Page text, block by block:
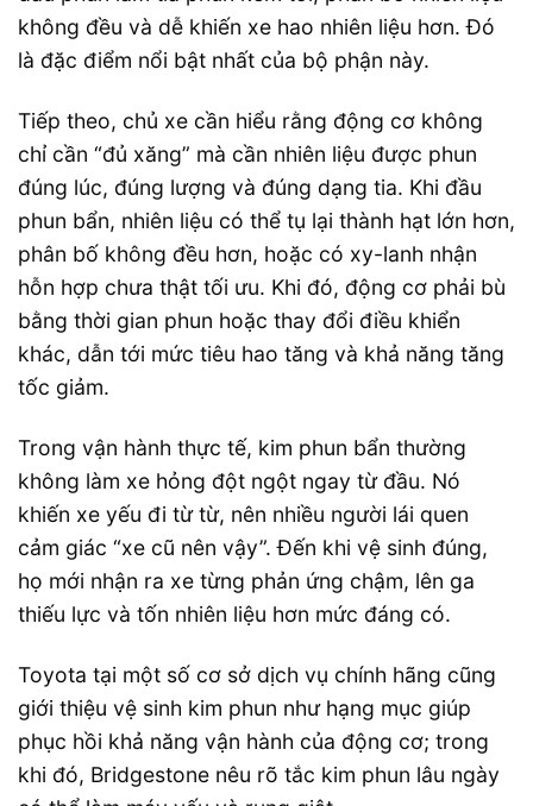
không đều và dễ khiến xe hao nhiên liệu hơn. Đó
là đặc điểm nổi bật nhất của bộ phận này.
Tiếp theo, chủ xe cần hiểu rằng động cơ không
chỉ cần “đủ xăng” mà cần nhiên liệu được phun
đúng lúc, đúng lượng và đúng dạng tia. Khi đầu
phun bẩn, nhiên liệu có thể tụ lại thành hạt lớn hơn,
phân bố không đều hơn, hoặc có xy-lanh nhận
hỗn hợp chưa thật tối ưu. Khi đó, động cơ phải bù
bằng thời gian phun hoặc thay đổi điều khiển
khác, dẫn tới mức tiêu hao tăng và khả năng tăng
tốc giảm.
Trong vận hành thực tế, kim phun bẩn thường
không làm xe hỏng đột ngột ngay từ đầu. Nó
khiến xe yếu đi từ từ, nên nhiều người lái quen
cảm giác “xe cũ nên vậy”. Đến khi vệ sinh đúng,
họ mới nhận ra xe từng phản ứng chậm, lên ga
thiếu lực và tốn nhiên liệu hơn mức đáng có.
Toyota tại một số cơ sở dịch vụ chính hãng cũng
giới thiệu vệ sinh kim phun như hạng mục giúp
phục hồi khả năng vận hành của động cơ; trong
khi đó, Bridgestone nêu rõ tắc kim phun lâu ngày